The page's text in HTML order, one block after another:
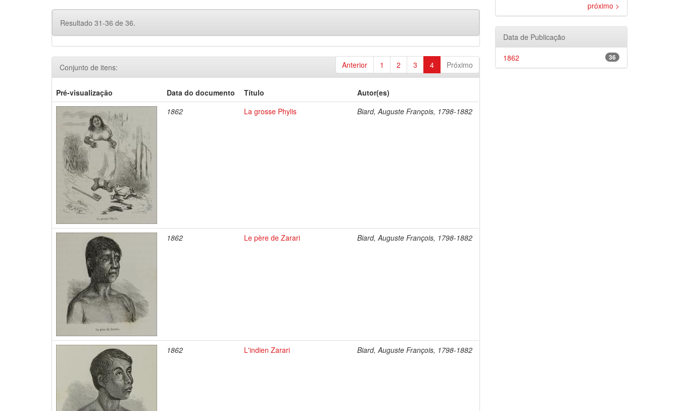
Resultado 31-36 de 36.
Anterior 1 2 3 4 Próximo
Conjunto de itens:
Pré-visualização Data do documento Título
Autor(es)
1862
La grosse Phylis Biard, Auguste François, 1798-1882
1862 Le père de Zarari Biard, Auguste François, 1798-1882
1862 L'indien Zarari Biard, Auguste François, 1798-1882
próximo >
Data de Publicação
36
1862